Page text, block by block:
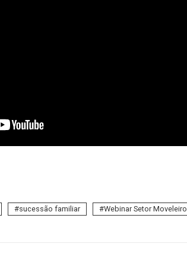
sucessão familiar Webinar Setor Moveleiro